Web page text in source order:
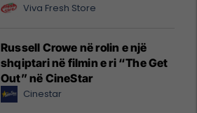
Viva Fresh Store
Russell Crowe në rolin e një
shqiptari në filmin e ri “The Get
Out” në CineStar
Cinestar